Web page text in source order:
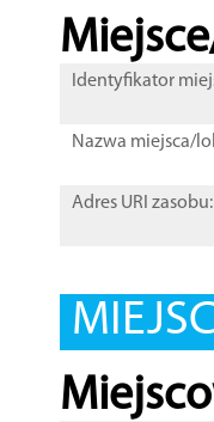
Identyfikator
Nazwa miejsca/
Adres URI zasobu: